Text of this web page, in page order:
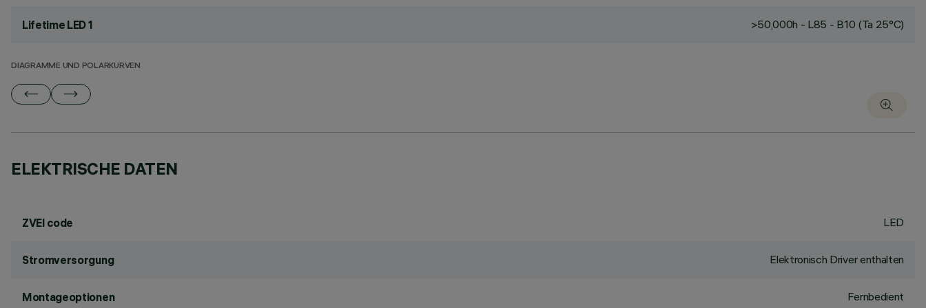
Lifetime LED 1 >50,000h - L85 - B10 (Ta 25°C)
DIAGRAMME UND POLARKURVEN
ELEKTRISCHE DATEN
ZVEI code LED
Stromversorgung Elektronisch Driver enthalten
Montageoptionen Fernbedient